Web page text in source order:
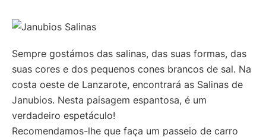
Sempre gostámos das salinas, das suas formas, das
suas cores e dos pequenos cones brancos de sal. Na
costa oeste de Lanzarote, encontrará as Salinas de
Janubios. Nesta paisagem espantosa, é um
verdadeiro espetáculo!
Recomendamos-lhe que faça um passeio de carro